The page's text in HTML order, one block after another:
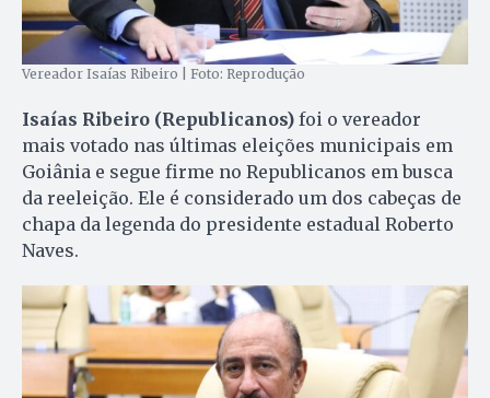
Vereador Isaías Ribeiro | Foto: Reprodução
Isaías Ribeiro (Republicanos) foi o vereador
mais votado nas últimas eleições municipais em
Goiânia e segue firme no Republicanos em busca
da reeleição. Ele é considerado um dos cabeças de
chapa da legenda do presidente estadual Roberto
Naves.